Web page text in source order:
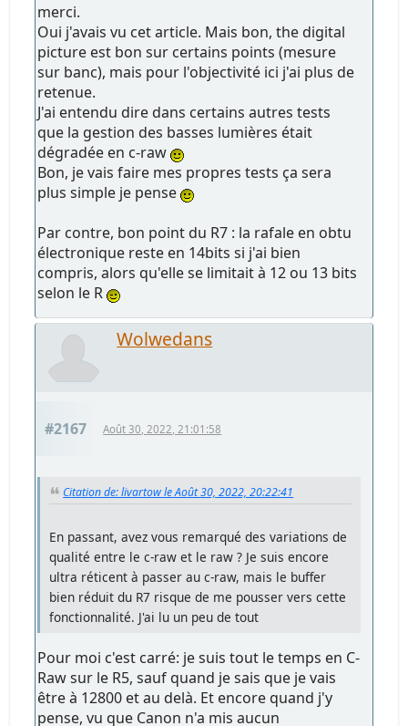
merci.
Oui j'avais vu cet article. Mais bon, the digital
picture est bon sur certains points (mesure
sur banc), mais pour l'objectivité ici j'ai plus de
retenue.
J'ai entendu dire dans certains autres tests
que la gestion des basses lumières était
dégradée en c-raw
Bon, je vais faire mes propres tests ça sera
plus simple je pense
Par contre, bon point du R7 : la rafale en obtu
électronique reste en 14bits si j'ai bien
compris, alors qu'elle se limitait à 12 ou 13 bits
selon le R
Wolwedans
#2167 Août 30, 2022, 21:01:58
Citation de: livartow le Août 30, 2022, 20:22:41
En passant, avez vous remarqué des variations de
qualité entre le c-raw et le raw ? Je suis encore
ultra réticent à passer au c-raw, mais le buffer
bien réduit du R7 risque de me pousser vers cette
fonctionnalité. J'ai lu un peu de tout
Pour moi c'est carré: je suis tout le temps en C-
Raw sur le R5, sauf quand je sais que je vais
être à 12800 et au delà. Et encore quand j'y
pense, vu que Canon n'a mis aucun